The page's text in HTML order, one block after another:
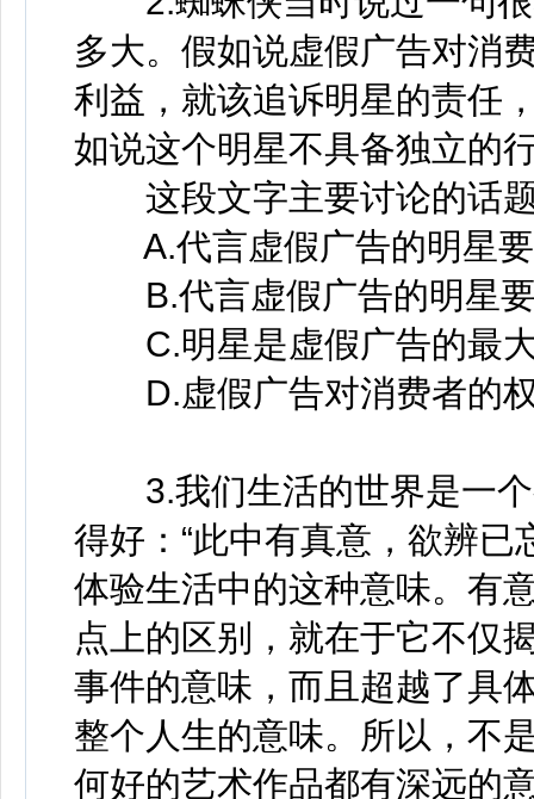
多大。假如说虚假广告对消
利益，就该追诉明星的责任
如说这个明星不具备独立的
这段文字主要讨论的话
A.代言虚假广告的明星要
B.代言虚假广告的明星要
C.明星是虚假广告的最
D.虚假广告对消费者的权
3.我们生活的世界是一个
得好：“此中有真意，欲辨已
体验生活中的这种意味。有
点上的区别，就在于它不仅
事件的意味，而且超越了具
整个人生的意味。所以，不
何好的艺术作品都有深远的